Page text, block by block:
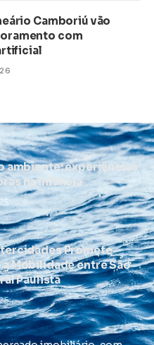
Camboriú vão
com
ambiente: experiências
na infância
Promete
Mobilidade entre São
Paulista